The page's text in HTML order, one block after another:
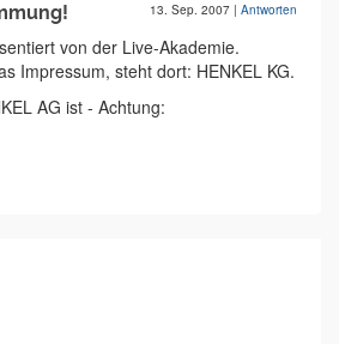
13. Sep. 2007 | Antworten
von der Live-Akademie.
Impressum, steht dort: HENKEL KG.
AG ist - Achtung: